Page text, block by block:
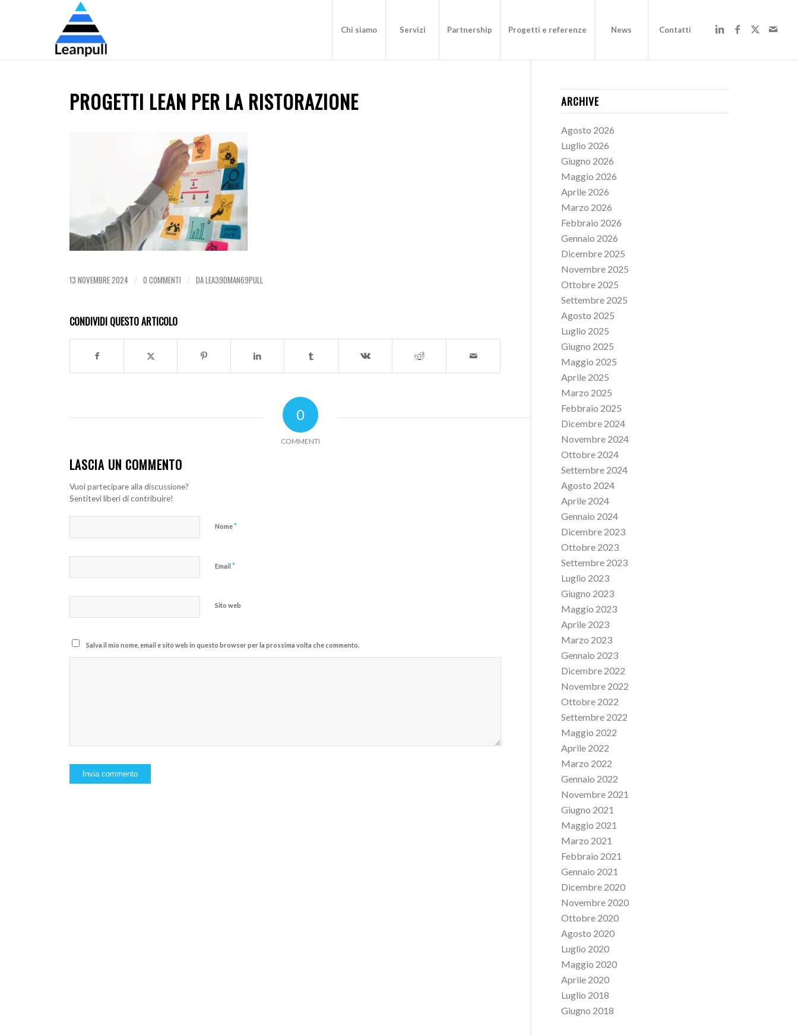
Chi siamo Servizi Partnership Progetti e referenze News Contatti
PROGETTI LEAN PER LA RISTORAZIONE
13 NOVEMBRE 2024 / 0 COMMENTI / DALEA39DMAN69PULL
CONDIVIDI QUESTO ARTICOLO
0
COMMENTI
LASCIA UN COMMENTO
Vuoi partecipare alla discussione?
Sentitevi liberi di contribuire!
Nome*
Email*
Sito web
Salva il mio nome, email e sito web in questo browser per la prossima volta che commento.
ARCHIVE
Agosto 2026
Luglio 2026
Giugno 2026
Maggio 2026
Aprile 2026
Marzo 2026
Febbraio 2026
Gennaio 2026
Dicembre 2025
Novembre 2025
Ottobre 2025
Settembre 2025
Agosto 2025
Luglio 2025
Giugno 2025
Maggio 2025
Aprile 2025
Marzo 2025
Febbraio 2025
Dicembre 2024
Novembre 2024
Ottobre 2024
Settembre 2024
Agosto 2024
Aprile 2024
Gennaio 2024
Dicembre 2023
Ottobre 2023
Settembre 2023
Luglio 2023
Giugno 2023
Maggio 2023
Aprile 2023
Marzo 2023
Gennaio 2023
Dicembre 2022
Novembre 2022
Ottobre 2022
Settembre 2022
Maggio 2022
Aprile 2022
Marzo 2022
Gennaio 2022
Novembre 2021
Giugno 2021
Maggio 2021
Marzo 2021
Febbraio 2021
Gennaio 2021
Dicembre 2020
Novembre 2020
Ottobre 2020
Agosto 2020
Luglio 2020
Maggio 2020
Aprile 2020
Luglio 2018
Giugno 2018